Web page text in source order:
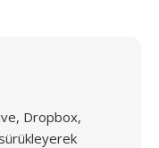
Dropbox,